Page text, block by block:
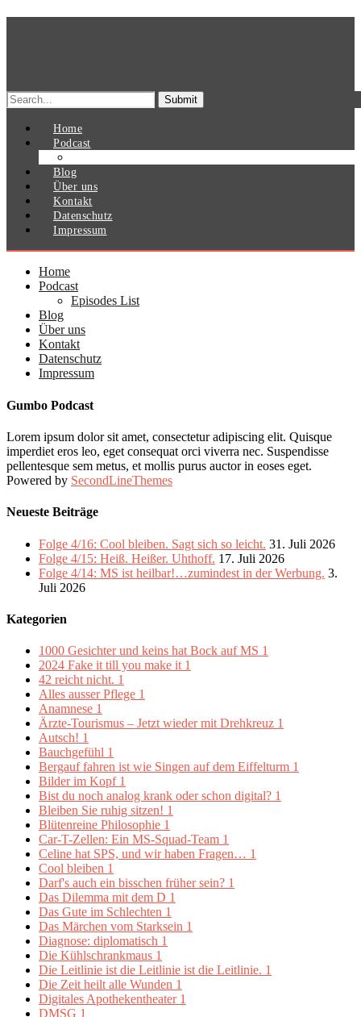
Search
for:
Home
Podcast
Blog
Über uns
Kontakt
Datenschutz
Impressum
Home
Podcast
Episodes List
Blog
Über uns
Kontakt
Datenschutz
Impressum
Gumbo Podcast
Lorem ipsum dolor sit amet, consectetur adipiscing elit. Quisque
imperdiet eros leo, eget consequat orci viverra nec. Suspendisse
pellentesque sem metus, et mollis purus auctor in eoses eget.
Powered by SecondLineThemes
Neueste Beiträge
Folge 4/16: Cool bleiben. Sagt sich so leicht. 31. Juli 2026
Folge 4/15: Heiß. Heißer. Uhthoff. 17. Juli 2026
Folge 4/14: MS ist heilbar!…zumindest in der Werbung. 3.
Juli 2026
Kategorien
1000 Gesichter und keins hat Bock auf MS 1
2024 Fake it till you make it 1
42 reicht nicht. 1
Alles ausser Pflege 1
Anamnese 1
Ärzte-Tourismus – Jetzt wieder mit Drehkreuz 1
Autsch! 1
Bauchgefühl 1
Bergauf fahren ist wie Singen auf dem Eiffelturm 1
Bilder im Kopf 1
Bist du noch analog krank oder schon digital? 1
Bleiben Sie ruhig sitzen! 1
Blütenreine Philosophie 1
Car-T-Zellen: Ein MS-Squad-Team 1
Celine hat SPS, und wir haben Fragen… 1
Cool bleiben 1
Darf's auch ein bisschen früher sein? 1
Das Dilemma mit dem D 1
Das Gute im Schlechten 1
Das Märchen vom Starksein 1
Diagnose: diplomatisch 1
Die Kühlschrankmaus 1
Die Leitlinie ist die Leitlinie ist die Leitlinie. 1
Die Zeit heilt alle Wunden 1
Digitales Apothekentheater 1
DMSG 1